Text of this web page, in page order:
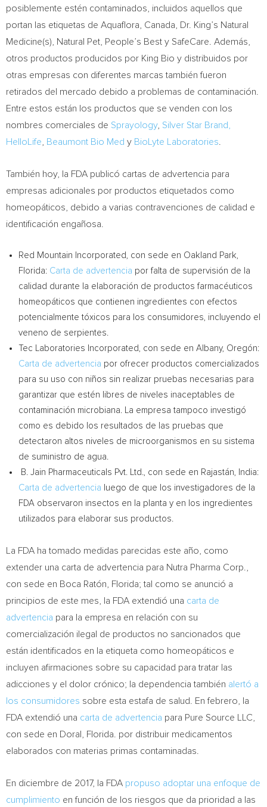
posiblemente estén contaminados, incluidos aquellos que
portan las etiquetas de Aquaflora, Canada , Dr. King’s Natural
Medicine(s), Natural Pet, People’s Best y SafeCare. Además,
otros productos producidos por King Bio y distribuidos por
otras empresas con diferentes marcas también fueron
retirados del mercado debido a problemas de contaminación.
Entre estos están los productos que se venden con los
nombres comerciales de Sprayology, Silver Star Brand
HelloLife
Beaumont Bio Med y BioLyte Laboratories
También hoy, la FDA publicó cartas de advertencia para
empresas adicionales por productos etiquetados como
homeopáticos, debido a varias contravenciones de calidad e
identificación engañosa.
Red Mountain Incorporated, con sede en Oakland Park,
Florida: Carta de advertencia por falta de supervisión de la
calidad durante la elaboración de productos farmacéuticos
homeopáticos que contienen ingredientes con efectos
potencialmente tóxicos para los consumidores, incluyendo el
veneno de serpientes.
Tec Laboratories Incorporated, con sede en Albany, Oregón:
Carta de advertencia por ofrecer productos comercializados
para su uso con niños sin realizar pruebas necesarias para
garantizar que estén libres de niveles inaceptables de
contaminación microbiana. La empresa tampoco investigó
como es debido los resultados de las pruebas que
detectaron altos niveles de microorganismos en su sistema
de suministro de agua.
B. Jain Pharmaceuticals Pvt. Ltd., con sede en Rajastán, India:
Carta de advertencia luego de que los investigadores de la
FDA observaron insectos en la planta y en los ingredientes
utilizados para elaborar sus productos.
La FDA ha tomado medidas parecidas este año, como
extender una carta de advertencia para Nutra Pharma Corp.,
con sede en Boca Ratón,
Florida; tal como se anunció a
principios de este mes, la FDA extendió una carta de
advertencia para la empresa en relación con su
comercialización ilegal de productos no sancionados que
están identificados en la etiqueta como homeopáticos e
incluyen afirmaciones sobre su capacidad para tratar las
adicciones y el dolor crónico; la dependencia también alertó a
los consumidores sobre esta estafa de salud. En febrero, la
FDA extendió una carta de advertencia para Pure Source LLC,
con sede en Doral, Florida . por distribuir medicamentos
elaborados con materias primas contaminadas.
En diciembre de 2017, la FDA propuso adoptar una enfoque de
cumplimiento en función de los riesgos que da prioridad a las